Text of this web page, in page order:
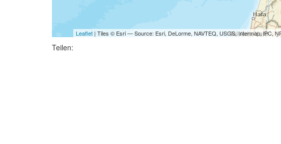
Leaflet| Tiles © Esri — Source: Esri, DeLorme, NAVTEQ, USGS, Intermap, iPC,
Teilen: